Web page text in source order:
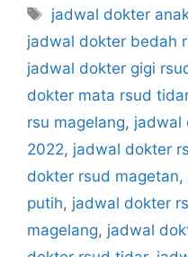
Tags
jadwal dokter
jadwal dokter bedah
jadwal dokter gigi
dokter mata rsud
rsu magelang, jadwal
2022, jadwal dokter
dokter rsud magetan,
putih, jadwal dokter
magelang, jadwal